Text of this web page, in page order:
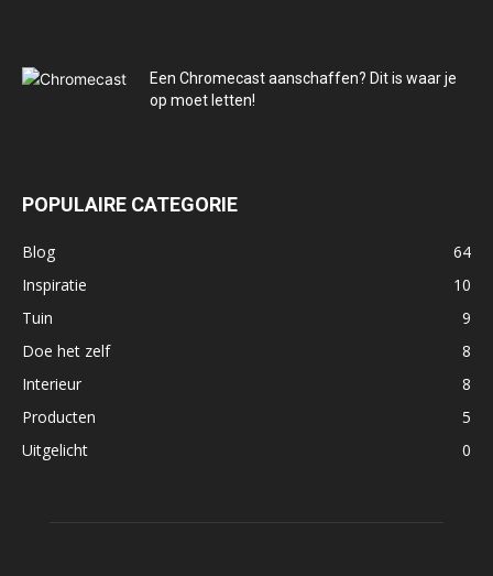
Een Chromecast aanschaffen? Dit is waar je
op moet letten!
POPULAIRE CATEGORIE
Blog
64
Inspiratie
10
Tuin
9
Doe het zelf
8
Interieur
8
Producten
5
Uitgelicht
0